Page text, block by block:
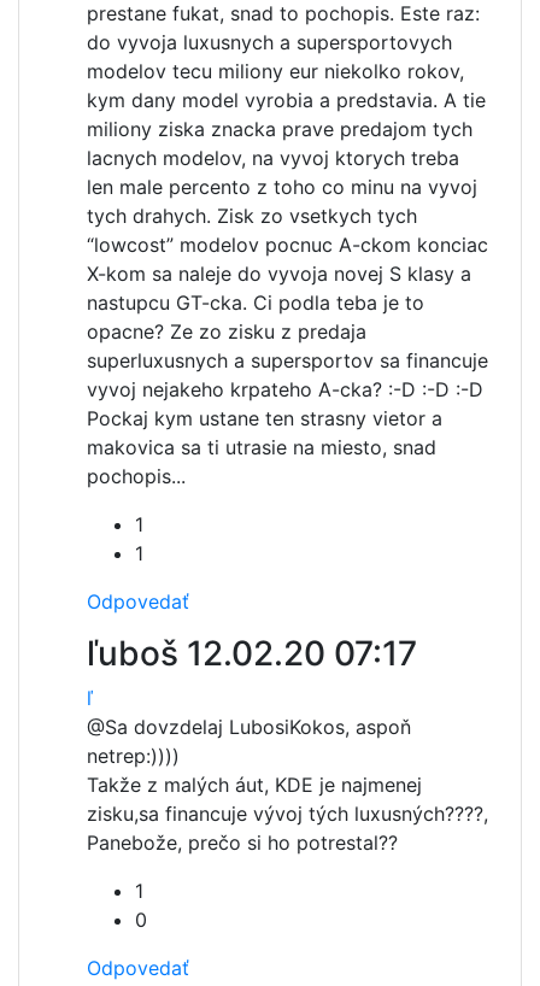
prestane fukat, snad to pochopis. Este raz:
do vyvoja luxusnych a supersportovych
modelov tecu miliony eur niekolko rokov,
kym dany model vyrobia a predstavia. A tie
miliony ziska znacka prave predajom tych
lacnych modelov, na vyvoj ktorych treba
len male percento z toho co minu na vyvoj
tych drahych. Zisk zo vsetkych tych
“lowcost” modelov pocnuc A-ckom konciac
X-kom sa naleje do vyvoja novej S klasy a
nastupcu GT-cka. Ci podla teba je to
opacne? Ze zo zisku z predaja
superluxusnych a supersportov sa financuje
vyvoj nejakeho krpateho A-cka? :-D :-D :-D
Pockaj kym ustane ten strasny vietor a
makovica sa ti utrasie na miesto, snad
pochopis...
1
1
Odpovedať
ľuboš 12.02.20 07:17
ľ
@Sa dovzdelaj LubosiKokos, aspoň
netrep:))))
Takže z malých áut, KDE je najmenej
zisku,sa financuje vývoj tých luxusných????,
Panebože, prečo si ho potrestal??
1
0
Odpovedať